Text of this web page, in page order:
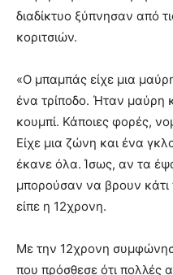
διαδίκτυο ξύπνησαν από
κοριτσιών.
«Ο μπαμπάς είχε μια
ένα τρίποδο. Ήταν μαύρη
κουμπί. Κάποιες φορές,
Είχε μια ζώνη και ένα
έκανε όλα. Ίσως, αν τα
μπορούσαν να βρουν
είπε η 12χρονη.
Με την 12χρονη
που πρόσθεσε ότι πολλές